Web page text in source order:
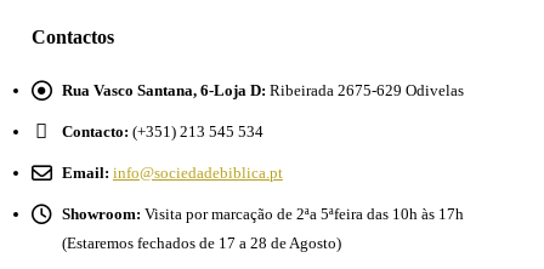
Contactos
Rua Vasco Santana, 6-Loja D: Ribeirada 2675-629 Odivelas
Contacto: (+351) 213 545 534
Email: info@sociedadebiblica.pt
Showroom: Visita por marcação de 2ªa 5ªfeira das 10h às 17h
(Estaremos fechados de 17 a 28 de Agosto)